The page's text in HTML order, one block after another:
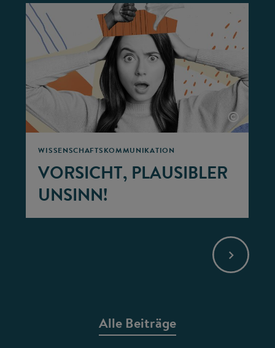
WISSENSCHAFTSKOMMUNIKATION
VORSICHT, PLAUSIBLER
UNSINN!
©
Alle Beiträge